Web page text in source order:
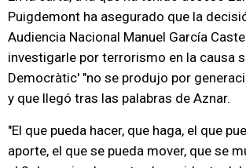
Puigdemont ha asegurado que la
Audiencia Nacional Manuel García
investigarle por terrorismo en la causa
Democràtic' "no se produjo por
y que llegó tras las palabras de Aznar.
"El que pueda hacer, que haga, el que
aporte, el que se pueda mover, que se